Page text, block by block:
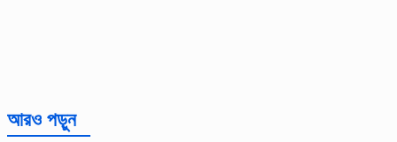
আরও পড়ুন